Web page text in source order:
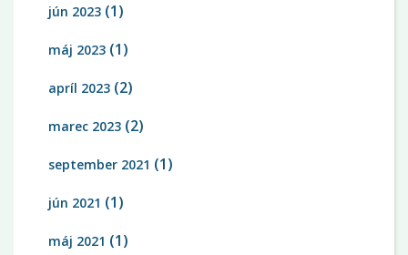
jún 2023 (1)
máj 2023 (1)
apríl 2023 (2)
marec 2023 (2)
september 2021 (1)
jún 2021 (1)
máj 2021 (1)